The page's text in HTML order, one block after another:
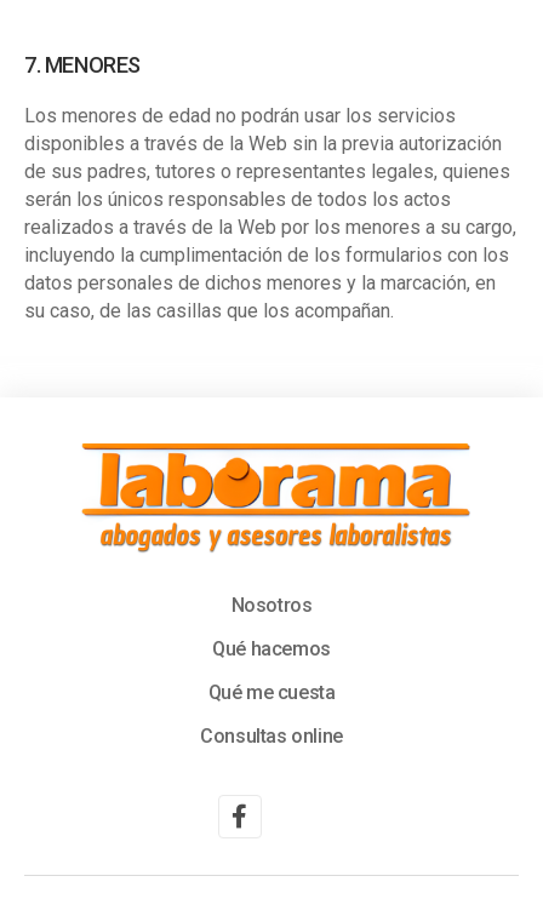
7. MENORES
Los menores de edad no podrán usar los servicios
disponibles a través de la Web sin la previa autorización
de sus padres, tutores o representantes legales, quienes
serán los únicos responsables de todos los actos
realizados a través de la Web por los menores a su cargo,
incluyendo la cumplimentación de los formularios con los
datos personales de dichos menores y la marcación, en
su caso, de las casillas que los acompañan.
Nosotros
Qué hacemos
Qué me cuesta
Consultas online